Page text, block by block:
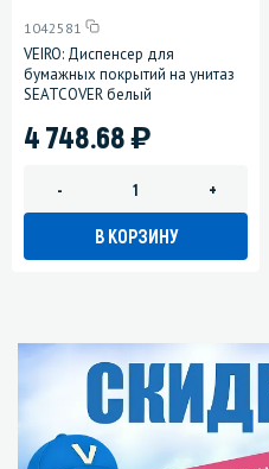
1042581
VEIRO: Диспенсер для
бумажных покрытий на унитаз
SEATCOVER белый
4 748.68)
- +
В КОРЗИНУ